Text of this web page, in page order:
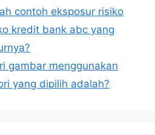
contoh eksposur risiko
kredit bank abc yang
gambar menggunakan
yang dipilih adalah?